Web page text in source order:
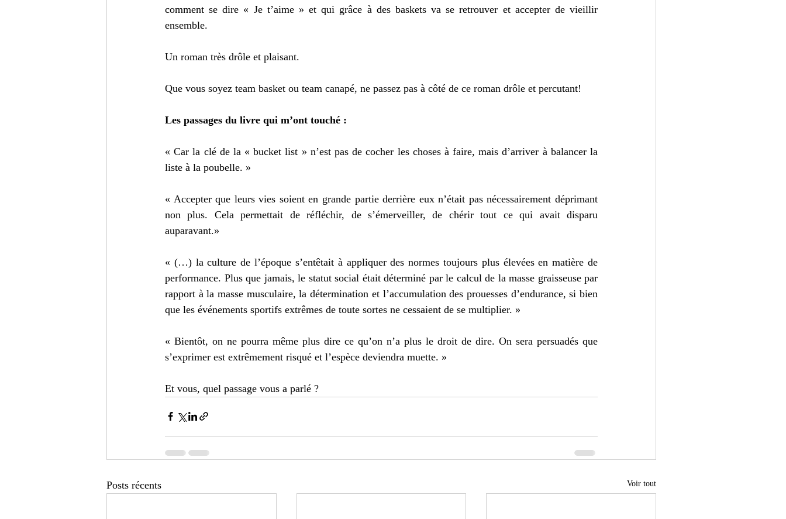
comment se dire « Je t’aime » et qui grâce à des baskets va se retrouver et accepter de vieillir
ensemble.
Un roman très drôle et plaisant.
Que vous soyez team basket ou team canapé, ne passez pas à côté de ce roman drôle et percutant!
Les passages du livre qui m’ont touché :
« Car la clé de la « bucket list » n’est pas de cocher les choses à faire, mais d’arriver à balancer la
liste à la poubelle. »
« Accepter que leurs vies soient en grande partie derrière eux n’était pas nécessairement déprimant
non plus. Cela permettait de réfléchir, de s’émerveiller, de chérir tout ce qui avait disparu
auparavant.»
« (…) la culture de l’époque s’entêtait à appliquer des normes toujours plus élevées en matière de
performance. Plus que jamais, le statut social était déterminé par le calcul de la masse graisseuse par
rapport à la masse musculaire, la détermination et l’accumulation des prouesses d’endurance, si bien
que les événements sportifs extrêmes de toute sortes ne cessaient de se multiplier. »
« Bientôt, on ne pourra même plus dire ce qu’on n’a plus le droit de dire. On sera persuadés que
s’exprimer est extrêmement risqué et l’espèce deviendra muette. »
Et vous, quel passage vous a parlé ?
Posts récents Voir tout